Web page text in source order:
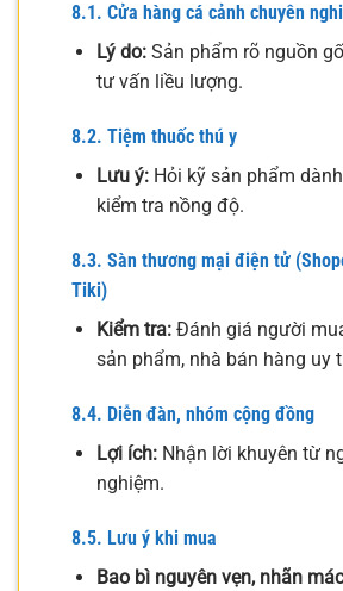
8.1. Cửa hàng cá cảnh chuyên
Lý do:Sản phẩm rõ nguồn
tư vấn liều lượng.
8.2. Tiệm thuốc thú y
Lưu ý:Hỏi kỹ sản phẩm
kiểm tra nồng độ.
8.3. Sàn thương mại điện tử
Tiki)
Kiểm tra:Đánh giá người
sản phẩm, nhà bán hàng uy
8.4. Diễn đàn, nhóm cộng đồng
Lợi ích:Nhận lời khuyên từ
nghiệm.
8.5. Lưu ý khi mua
Bao bì nguyên vẹn, nhãn